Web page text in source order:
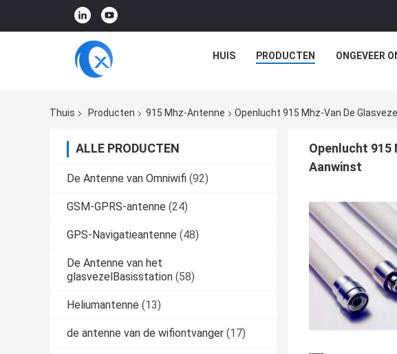
HUIS PRODUCTEN ONGEVEER
Thuis Producten 915 Mhz-Antenne Openlucht 915 Mhz-Van De
ALLE PRODUCTEN
De Antenne van Omniwifi (92)
GSM-GPRS-antenne (24)
GPS-Navigatieantenne (48)
De Antenne van het
glasvezelBasisstation (58)
Heliumantenne (13)
de antenne van de wifiontvanger (17)
Openlucht 915
Aanwinst